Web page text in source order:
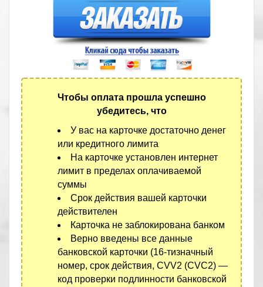
Чтобы оплата прошла успешно
убедитесь, что
У вас на карточке достаточно денег
или кредитного лимита
На карточке установлен интернет
лимит в пределах оплачиваемой
суммы
Срок действия вашей карточки
действителен
Карточка не заблокирована банком
Верно введены все данные
банковской карточки (16-тизначный
номер, срок действия, CVV2 (CVC2) —
код проверки подлинности банковской